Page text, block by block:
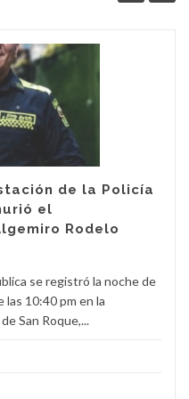
de la Policía
el
Rodelo
se registró la noche de
10:40 pm en la
San Roque,...